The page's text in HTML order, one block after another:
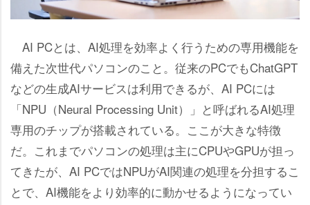
AI PCとは、AI処理を効率よく行うための専用機能を
備えた次世代パソコンのこと。従来のPCでもChatGPT
などの生成AIサービスは利用できるが、AI PCには
「NPU（Neural Processing Unit）」と呼ばれるAI処理
専用のチップが搭載されている。ここが大きな特徴
だ。これまでパソコンの処理は主にCPUやGPUが担っ
てきたが、AI PCではNPUがAI関連の処理を分担するこ
とで、AI機能をより効率的に動かせるようになってい